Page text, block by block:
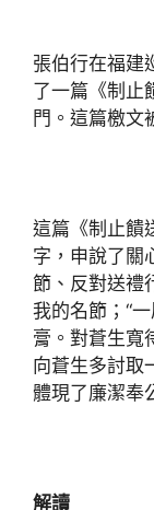
張伯行在福建
了一篇《制止
門。這篇檄文
這篇《制止饋
字，申說了關
節、反對送禮
我的名節；“
膏。對蒼生寬
向蒼生多討取
體現了廉潔奉
解讀